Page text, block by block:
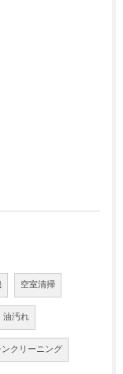
空室清掃
油汚れ
クリーニング